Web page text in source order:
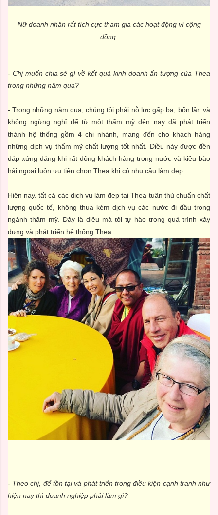
Nữ doanh nhân rất tích cực tham gia các hoạt động vì cộng
đồng.
- Chị muốn chia sẻ gì về kết quả kinh doanh ấn tượng của Thea
trong những năm qua?
- Trong những năm qua, chúng tôi phải nỗ lực gấp ba, bốn lần và
không ngừng nghỉ để từ một thẩm mỹ đến nay đã phát triển
thành hệ thống gồm 4 chi nhánh, mang đến cho khách hàng
những dịch vụ thẩm mỹ chất lượng tốt nhất. Điều này được đền
đáp xứng đáng khi rất đông khách hàng trong nước và kiều bào
hải ngoại luôn ưu tiên chọn Thea khi có nhu cầu làm đẹp.
Hiện nay, tất cả các dịch vụ làm đẹp tại Thea tuân thủ chuẩn chất
lượng quốc tế, không thua kém dịch vụ các nước đi đầu trong
ngành thẩm mỹ. Đây là điều mà tôi tự hào trong quá trình xây
dựng và phát triển hệ thống Thea.
- Theo chị, để tồn tại và phát triển trong điều kiện cạnh tranh như
hiện nay thì doanh nghiệp phải làm gì?